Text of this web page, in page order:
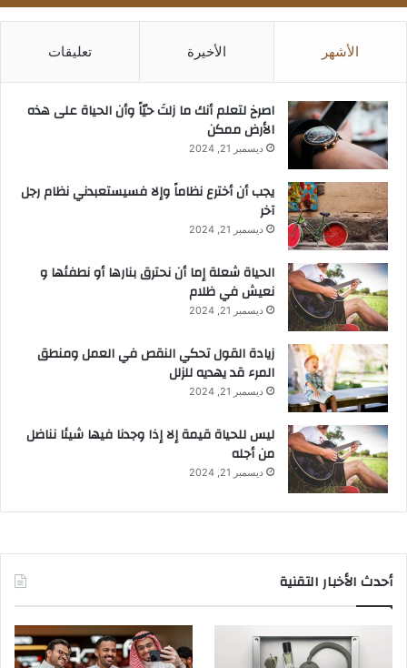
الأشهر الأخيرة تعليقات
‫اصرخ لتعلم أنك ما زلتَ حيّاً وأن الحياة على هذه
الأرض ممكن
ديسمبر 21, 2024
يجب أن أخترع نظاماً وإلا فسيستعبدني نظام رجل
آخر
ديسمبر 21, 2024
الحياة شعلة إما أن نحترق بنارها أو نطفئها و
نعيش في ظلام
ديسمبر 21, 2024
زيادة القول تحكي النقص في العمل ومنطق
المرء قد يهديه للزلل
ديسمبر 21, 2024
ليس للحياة قيمة إلا إذا وجدنا فيها شيئا نناضل
من أجله
ديسمبر 21, 2024
أحدث الأخبار التقنية